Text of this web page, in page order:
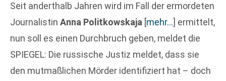
Seit anderthalb Jahren wird im Fall der ermordeten
Journalistin Anna Politkowskaja [mehr…] ermittelt,
nun soll es einen Durchbruch geben, meldet die
SPIEGEL: Die russische Justiz meldet, dass sie
den mutmaßlichen Mörder identifiziert hat – doch